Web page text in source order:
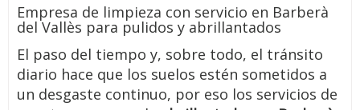
Empresa de limpieza con servicio en Barberà
del Vallès para pulidos y abrillantados
El paso del tiempo y, sobre todo, el tránsito
diario hace que los suelos estén sometidos a
un desgaste continuo, por eso los servicios de